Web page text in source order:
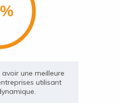
une meilleure
utilisant